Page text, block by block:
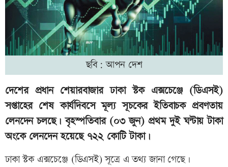
ছবি: আপন দেশ
দেশের প্রধান শেয়ারবাজার ঢাকা স্টক এক্সচেঞ্জে (ডিএসই)
সপ্তাহের শেষ কার্যদিবসে মূল্য সূচকের ইতিবাচক প্রবণতায়
লেনদেন চলছে। বৃহস্পতিবার (০৩ জুন) প্রথম দুই ঘন্টায় টাকা
অংকে লেনদেন হয়েছে ৭২২ কোটি টাকা।
ঢাকা স্টক এক্সচেঞ্জে (ডিএসই) সূত্রে এ তথ্য জানা গেছে।